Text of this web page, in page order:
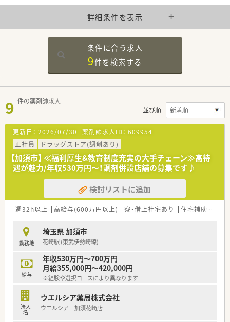
詳細条件を表示
条件に合う求人
9件を検索する
9 件の薬剤師求人
並び順
更新日： 2026/07/30 薬剤師求人ID： 609954
正社員
ドラッグストア(調剤あり)
【加須市】 ≪福利厚生&教育制度充実の大手チェーン≫高待
遇が魅力/年収530万円～！調剤併設店舗の募集です♪
検討リストに追加
週32h以上 高給与(600万円以上) 寮・借上社宅あり 住宅補助(手当)あり
勤務地
埼玉県 加須市
花崎駅 (東武伊勢崎線)
給与
年収530万円～700万円
月給355,000円～420,000円
※経験や選択コースにより異なります
法人
名
ウエルシア薬局株式会社
ウエルシア 加須花崎店